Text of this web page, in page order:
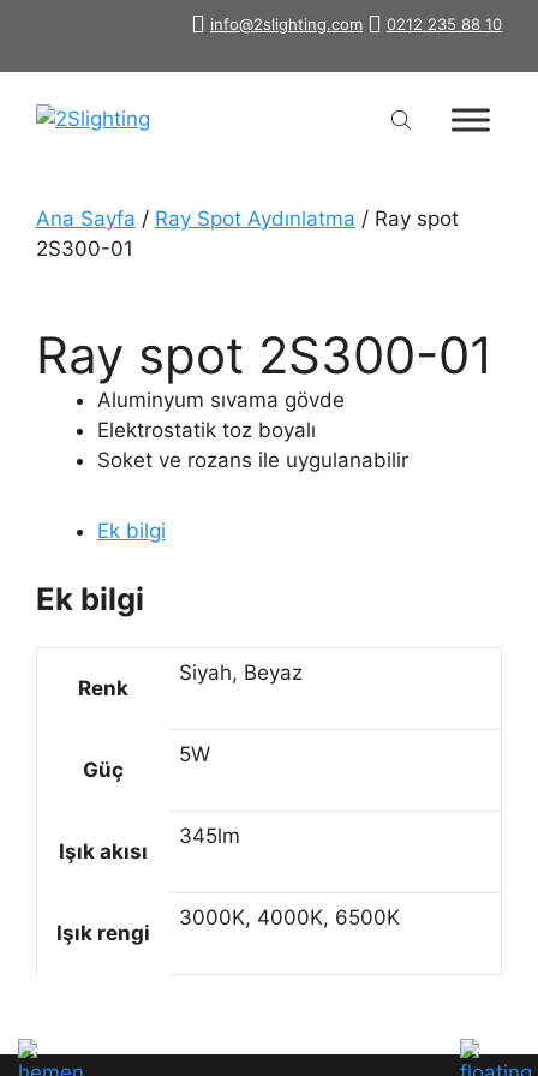
info@2slighting.com 0212 235 88 10
Ana Sayfa / Ray Spot Aydınlatma / Ray spot
2S300-01
Ray spot 2S300-01
Aluminyum sıvama gövde
Elektrostatik toz boyalı
Soket ve rozans ile uygulanabilir
Ek bilgi
Ek bilgi
Renk
Siyah, Beyaz
Güç
5W
Işık akısı
345lm
Işık rengi
3000K, 4000K, 6500K